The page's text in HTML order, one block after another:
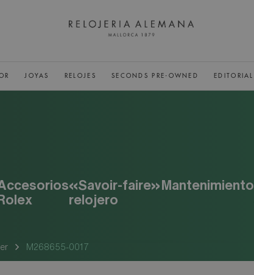
JOYAS RELOJES SECONDS PRE-OWNED EDITORIAL
«Savoir-faire»
relojero
Mantenimiento
M268655-0017